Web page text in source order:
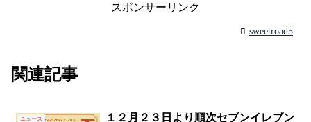
スポンサーリンク
sweetroad5
関連記事
ニュース
１２月２３日より順次セブンイレブン